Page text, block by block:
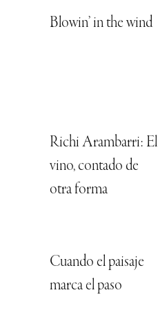
Blowin’ in the wind
Richi Arambarri: El
vino, contado de
otra forma
Cuando el paisaje
marca el paso